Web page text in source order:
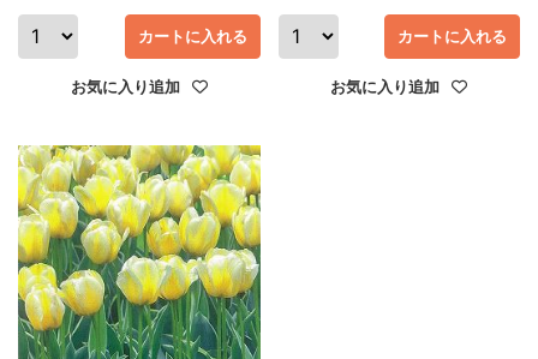
お気に入り追加
カートに入れる
お気に入り追加
カートに入れる